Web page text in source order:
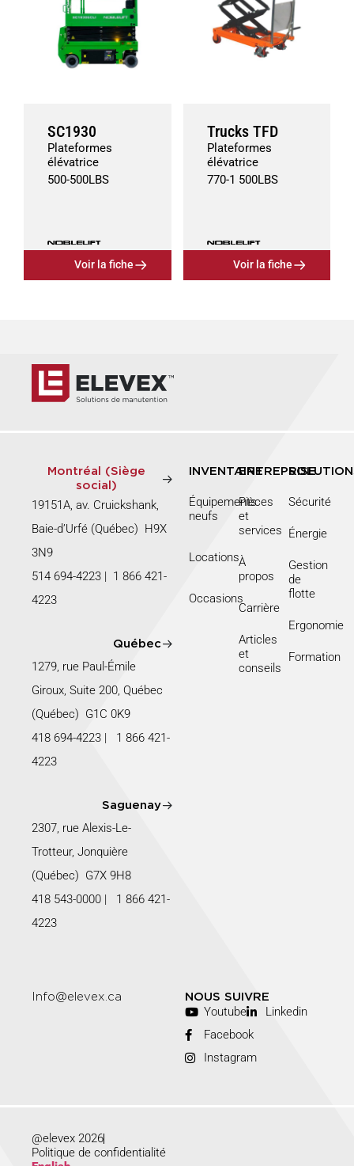
SC1930
Plateformes
élévatrice
500-500LBS
Voir la fiche
Trucks TFD
Plateformes
élévatrice
770-1 500LBS
Voir la fiche
Montréal (Siège
social)
19151A, av. Cruickshank,
Baie-d’Urfé (Québec) H9X
3N9
514 694-4223
1 866 421-
4223
Québec
1279, rue Paul-Émile
Giroux, Suite 200, Québec
(Québec) G1C 0K9
418 694-4223
1 866 421-
4223
Saguenay
2307, rue Alexis-Le-
Trotteur, Jonquière
(Québec) G7X 9H8
418 543-0000
1 866 421-
4223
INVENTAIRE
Équipements
neufs
Locations
Occasions
ENTREPRISE
Pièces
et
services
À
propos
Carrière
Articles
et
conseils
Sécurité
Énergie
Gestion
de
flotte
Ergonomie
Formation
Info@elevex.ca NOUS SUIVRE
Youtube
Linkedin
Facebook
Instagram
@elevex 2026
Politique de confidentialité